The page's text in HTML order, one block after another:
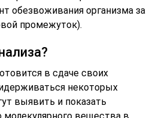
обезвоживания организма за
промежуток).
в сдаче своих
некоторых
выявить и показать